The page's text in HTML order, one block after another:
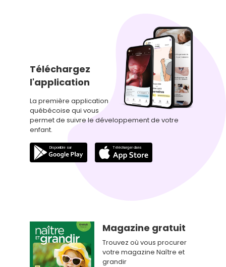
Téléchargez
l'application
La première application
québécoise qui vous
permet de suivre le développement de votre
enfant.
Magazine gratuit
Trouvez où vous procurer
votre magazine Naître et
grandir